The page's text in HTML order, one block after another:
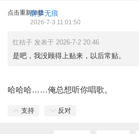
点击重新加载醉梦无痕
2026-7-3 11:01:50
红桔子 发表于 2026-7-2 20:46
是吧，我没顾得上贴来，以后常贴。
哈哈哈……俺总想听你唱歌。
支持 反对